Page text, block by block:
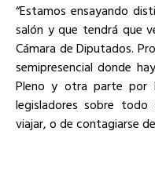
“Estamos ensayando
salón y que tendrá que
Cámara de Diputados.
semipresencial donde
Pleno y otra parte por
legisladores sobre
viajar, o de contagiarse